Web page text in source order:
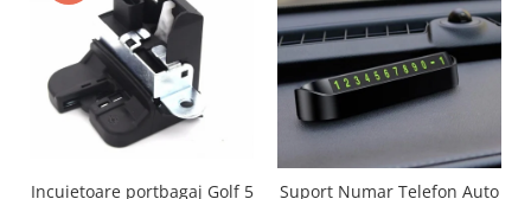
Incuietoare portbagaj Golf 5
Suport Numar Telefon Auto